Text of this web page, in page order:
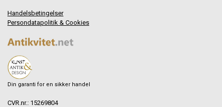
Handelsbetingelser
Persondatapolitik & Cookies
Din garanti for en sikker handel
CVR.nr.: 15269804